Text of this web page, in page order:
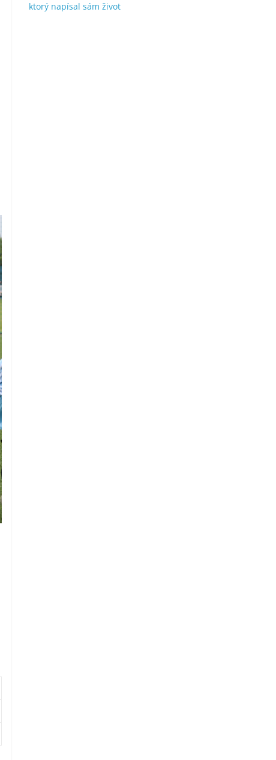
ktorý napísal sám život